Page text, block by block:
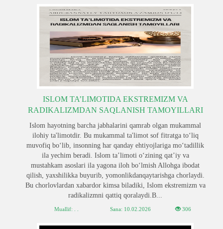
ISLOM TA’LIMOTIDA EKSTREMIZM VA
RADIKALIZMDAN SAQLANISH TAMOYILLARI
Islom hayotning barcha jabhalarini qamrab olgan mukammal
ilohiy ta'limotdir. Bu mukammal ta'limot sof fitratga to‘liq
muvofiq bo‘lib, insonning har qanday ehtiyojlariga mo‘tadillik
ila yechim beradi. Islom ta’limoti o‘zining qat’iy va
mustahkam asoslari ila yagona iloh bo‘lmish Allohga ibodat
qilish, yaxshilikka buyurib, yomonlikdanqaytarishga chorlaydi.
Bu chorlovlardan xabardor kimsa biladiki, Islom ekstremizm va
radikalizmni qattiq qoralaydi.B...
Muallif: . . Sana: 10.02.2026 306